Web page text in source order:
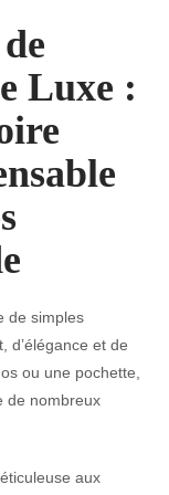
Luxe :
de simples
d’élégance et de
ou une pochette,
de nombreux
aux